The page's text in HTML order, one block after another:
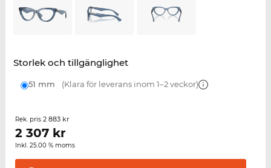
Storlek och tillgänglighet
51 mm (Klara för leverans inom 1–2 veckor)
Rek. pris 2 883 kr
2 307kr
Inkl. 25.00 % moms